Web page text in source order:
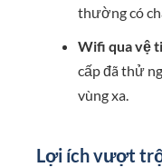
thường có
Wifi qua vệ
cấp đã thử
vùng xa.
Lợi ích vượt